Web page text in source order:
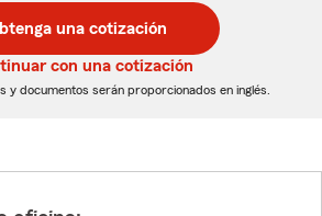
una cotización
con una cotización
y documentos serán proporcionados en inglés.